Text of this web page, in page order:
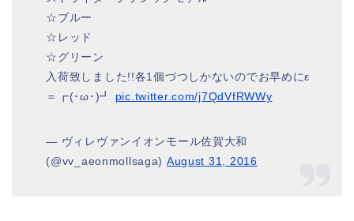
☆ブルー
☆レッド
☆グリーン
入荷致しました!!各1個づつしかないのでお早めにε
＝┏(･ω･)┛ pic.twitter.com/j7QdVfRWWy
— ヴィレヴァンイオンモール佐賀大和
(@vv_aeonmollsaga) August 31, 2016